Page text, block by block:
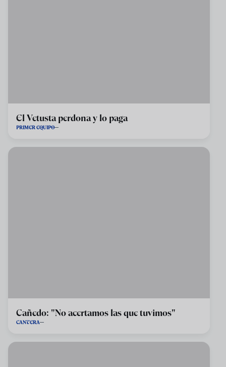
El Vetusta perdona y lo paga
PRIMER EQUIPO
Cañedo: "No acertamos las que tuvimos"
CANTERA